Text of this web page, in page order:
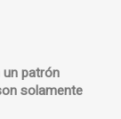
patrón
solamente